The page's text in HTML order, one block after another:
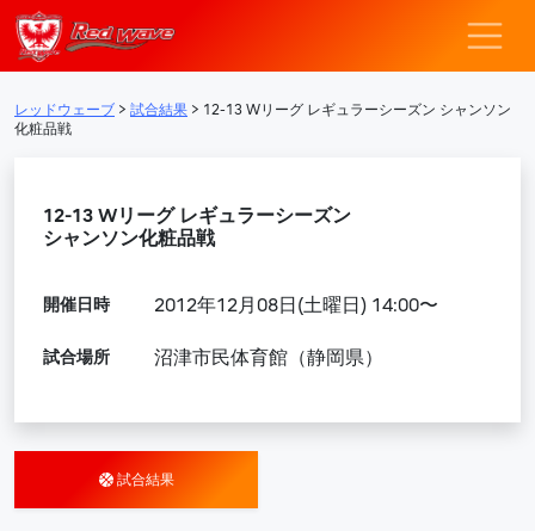
メインナビゲーション
レッドウェー
レッドウェーブ > 試合結果 > 12-13 Wリーグ レギュラーシーズン シャンソン
化粧品戦
12-13 Wリーグ レギュラーシーズン
シャンソン化粧品戦
開催日時 2012年12月08日(土曜日) 14:00〜
試合場所 沼津市民体育館（静岡県）
試合結果